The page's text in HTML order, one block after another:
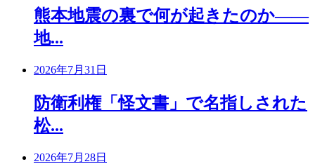
熊本地震の裏で何が起きたのか――
地...
2026年7月31日
防衛利権「怪文書」で名指しされた
松...
2026年7月28日